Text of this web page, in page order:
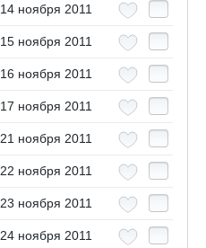
14 ноября 2011
15 ноября 2011
16 ноября 2011
17 ноября 2011
21 ноября 2011
22 ноября 2011
23 ноября 2011
24 ноября 2011